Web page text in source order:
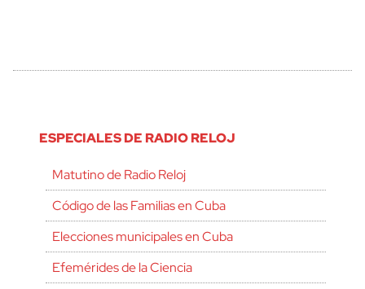
ESPECIALES DE RADIO RELOJ
Matutino de Radio Reloj
Código de las Familias en Cuba
Elecciones municipales en Cuba
Efemérides de la Ciencia